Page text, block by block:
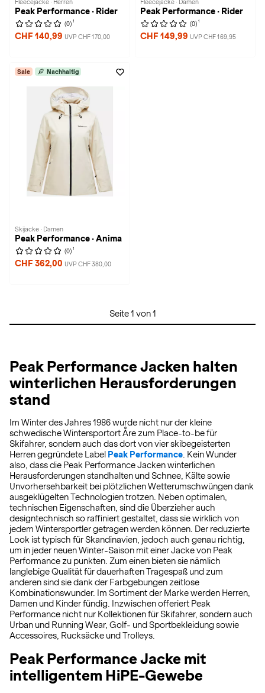
Fleecejacke · Herren
Peak Performance · Rider
(0) 1
CHF 140,99 UVP CHF 170,00
Fleecejacke · Damen
Peak Performance · Rider
(0) 1
CHF 149,99 UVP CHF 169,95
Sale Nachhaltig
Skijacke · Damen
Peak Performance · Anima
(0) 1
CHF 362,00 UVP CHF 380,00
Seite 1 von 1
Peak Performance Jacken halten
winterlichen Herausforderungen
stand
Im Winter des Jahres 1986 wurde nicht nur der kleine
schwedische Wintersportort Åre zum Place-to-be für
Skifahrer, sondern auch das dort von vier skibegeisterten
Herren gegründete Label Peak Performance . Kein Wunder
also, dass die Peak Performance Jacken winterlichen
Herausforderungen standhalten und Schnee, Kälte sowie
Unvorhersehbarkeit bei plötzlichen Wetterumschwüngen dank
ausgeklügelten Technologien trotzen. Neben optimalen,
technischen Eigenschaften, sind die Überzieher auch
designtechnisch so raffiniert gestaltet, dass sie wirklich von
jedem Wintersportler getragen werden können. Der reduzierte
Look ist typisch für Skandinavien, jedoch auch genau richtig,
um in jeder neuen Winter-Saison mit einer Jacke von Peak
Performance zu punkten. Zum einen bieten sie nämlich
langlebige Qualität für dauerhaften Tragespaß und zum
anderen sind sie dank der Farbgebungen zeitlose
Kombinationswunder. Im Sortiment der Marke werden Herren,
Damen und Kinder fündig. Inzwischen offeriert Peak
Performance nicht nur Kollektionen für Skifahrer, sondern auch
Urban und Running Wear, Golf- und Sportbekleidung sowie
Accessoires, Rucksäcke und Trolleys.
Peak Performance Jacke mit
intelligentem HiPE-Gewebe